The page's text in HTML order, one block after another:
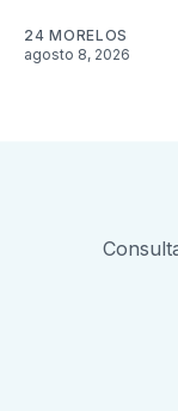
24 MORELOS
agosto 8, 2026